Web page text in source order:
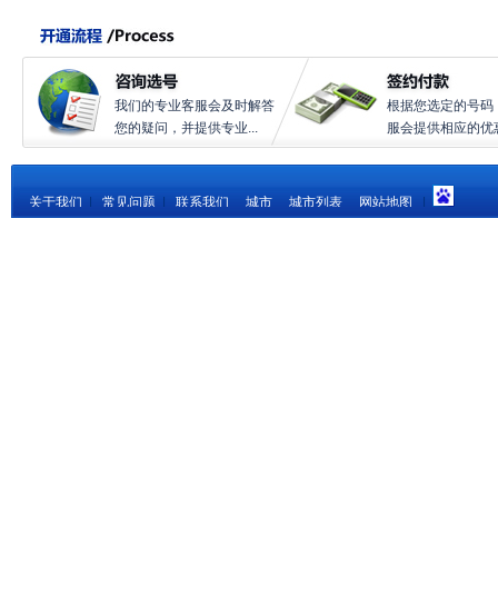
我们的专业客服会及时解答
您的疑问，并提供专业...
根据您选定的号码
服会提供相应的优
关于我们 常见问题 联系我们 城市 城市列表 网站地图